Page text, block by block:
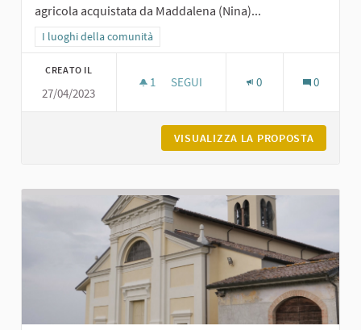
agricola acquistata da Maddalena (Nina)...
Filtra i risultati per categoria: I luoghi della comunità
I luoghi della comunità
CREATO IL
27/04/2023
1 1 SOSTENITORI
SEGUI 0 0
VISUALIZZA LA PROPOSTA